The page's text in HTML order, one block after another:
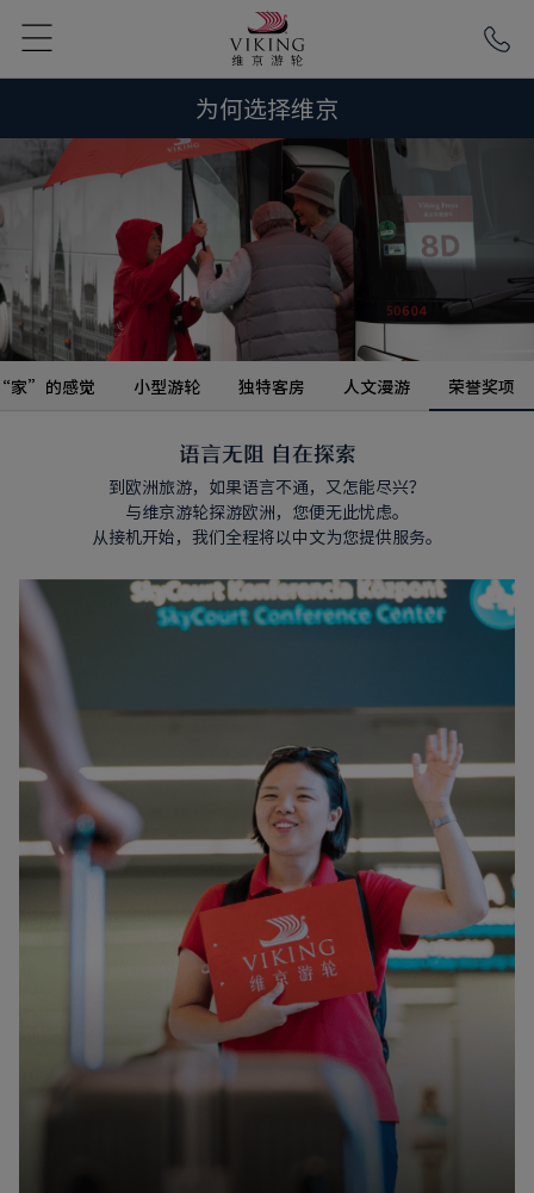
为何选择维京
家”的感觉 小型游轮 独特客房 人文漫游 荣誉奖项
语言无阻 自在探索
到欧洲旅游，如果语言不通，又怎能尽兴？
与维京游轮探游欧洲，您便无此忧虑。
从接机开始，我们全程将以中文为您提供服务。